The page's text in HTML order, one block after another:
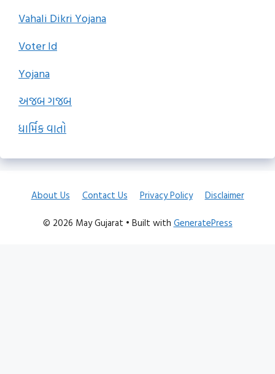
Vahali Dikri Yojana
Voter Id
Yojana
અજબ ગજબ
ધાર્મિક વાતો
About Us Contact Us Privacy Policy
Disclaimer
© 2026 May Gujarat • Built with GeneratePress